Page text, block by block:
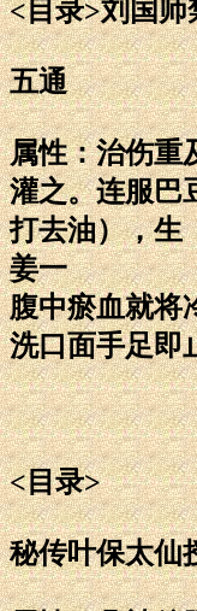
<目录>刘国师
五通
属性：治伤重
灌之。连服巴
打去油），生
姜一
腹中瘀血就将
洗口面手足即
<目录>
秘传叶保太仙